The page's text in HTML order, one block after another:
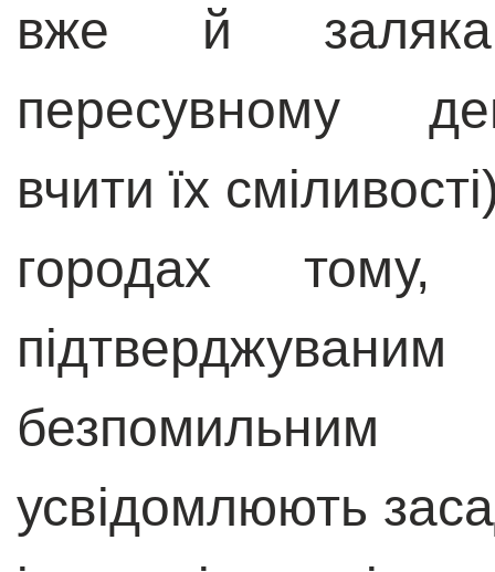
вже й
пересувному
вчити їх
городах
усвідомлюють